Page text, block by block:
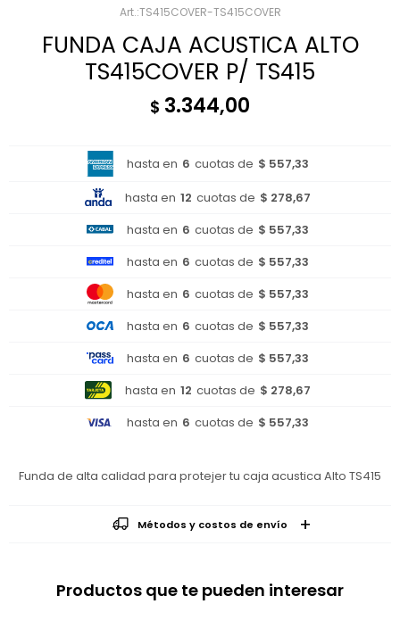
TS415COVER-TS415COVER
FUNDA CAJA ACUSTICA ALTO
TS415COVER P/ TS415
$ 3.344,00
hasta en 6 cuotas de $ 557,33
hasta en 12 cuotas de $ 278,67
hasta en 6 cuotas de $ 557,33
hasta en 6 cuotas de $ 557,33
hasta en 6 cuotas de $ 557,33
hasta en 6 cuotas de $ 557,33
hasta en 6 cuotas de $ 557,33
hasta en 12 cuotas de $ 278,67
hasta en 6 cuotas de $ 557,33
Funda de alta calidad para protejer tu caja acustica Alto TS415
Métodos y costos de envío
Productos que te pueden interesar